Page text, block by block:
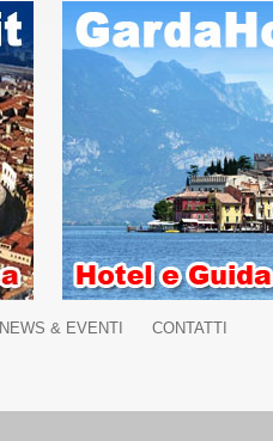
NEWS & EVENTI
CONTATTI